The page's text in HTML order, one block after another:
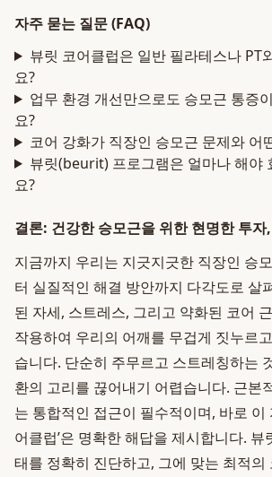
자주 묻는 질문 (FAQ)
뷰릿 코어클럽은 일반 필라테스나 PT
요?
업무 환경 개선만으로도 승모근 통증
요?
코어 강화가 직장인 승모근 문제와 어
뷰릿(beurit) 프로그램은 얼마나 해야
요?
결론: 건강한 승모근을 위한 현명한 투자
지금까지 우리는 지긋지긋한 직장인 승
터 실질적인 해결 방안까지 다각도로 살
된 자세, 스트레스, 그리고 약화된 코어
작용하여 우리의 어깨를 무겁게 짓누르
습니다. 단순히 주무르고 스트레칭하는
환의 고리를 끊어내기 어렵습니다. 근본
는 통합적인 접근이 필수적이며, 바로 이
어클럽’은 명확한 해답을 제시합니다.
태를 정확히 진단하고, 그에 맞는 최적의